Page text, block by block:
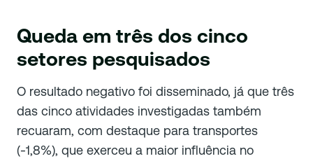
Queda em três dos cinco
setores pesquisados
O resultado negativo foi disseminado, já que três
das cinco atividades investigadas também
recuaram, com destaque para transportes
(-1,8%), que exerceu a maior influência no